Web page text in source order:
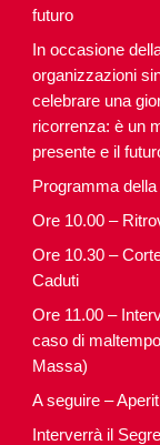
futuro
In occasione
organizzazioni
celebrare una
ricorrenza: è un
presente e il
Programma
Ore 10.00 –
Ore 10.30 –
Caduti
Ore 11.00 –
caso di
Massa)
A seguire –
Interverrà il